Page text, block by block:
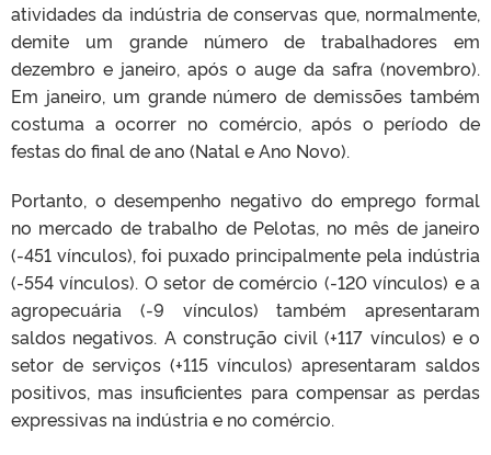
atividades da indústria de conservas que, normalmente,
demite um grande número de trabalhadores em
dezembro e janeiro, após o auge da safra (novembro).
Em janeiro, um grande número de demissões também
costuma a ocorrer no comércio, após o período de
festas do final de ano (Natal e Ano Novo).
Portanto, o desempenho negativo do emprego formal
no mercado de trabalho de Pelotas, no mês de janeiro
(-451 vínculos), foi puxado principalmente pela indústria
(-554 vínculos). O setor de comércio (-120 vínculos) e a
agropecuária (-9 vínculos) também apresentaram
saldos negativos. A construção civil (+117 vínculos) e o
setor de serviços (+115 vínculos) apresentaram saldos
positivos, mas insuficientes para compensar as perdas
expressivas na indústria e no comércio.